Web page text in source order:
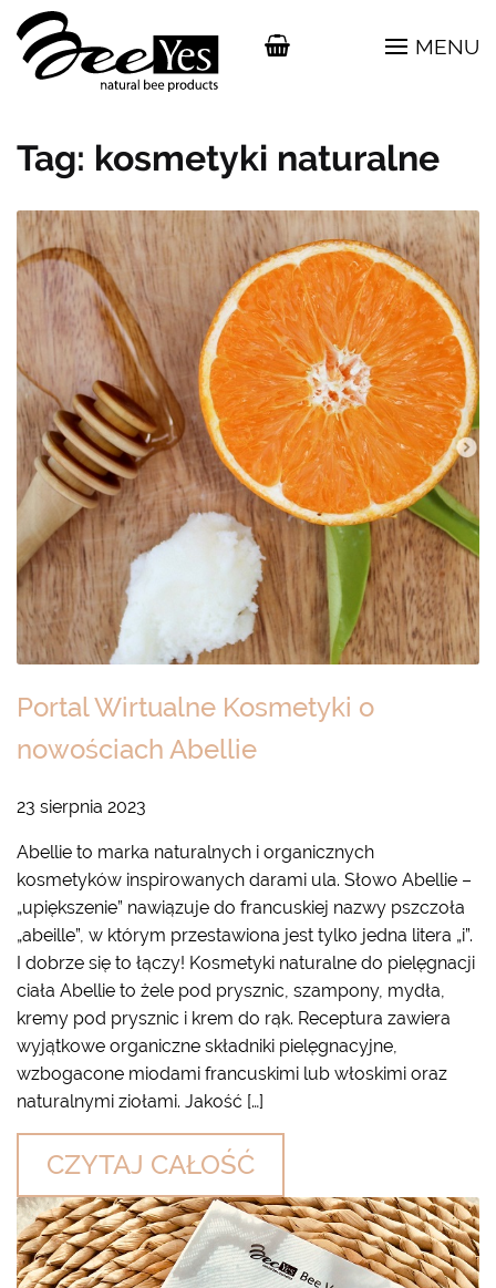
MENU
Tag: kosmetyki naturalne
Portal Wirtualne Kosmetyki o
nowościach Abellie
23 sierpnia 2023
Abellie to marka naturalnych i organicznych
kosmetyków inspirowanych darami ula. Słowo Abellie –
„upiększenie” nawiązuje do francuskiej nazwy pszczoła
„abeille”, w którym przestawiona jest tylko jedna litera „i”.
I dobrze się to łączy! Kosmetyki naturalne do pielęgnacji
ciała Abellie to żele pod prysznic, szampony, mydła,
kremy pod prysznic i krem do rąk. Receptura zawiera
wyjątkowe organiczne składniki pielęgnacyjne,
wzbogacone miodami francuskimi lub włoskimi oraz
naturalnymi ziołami. Jakość […]
CZYTAJ CAŁOŚĆ